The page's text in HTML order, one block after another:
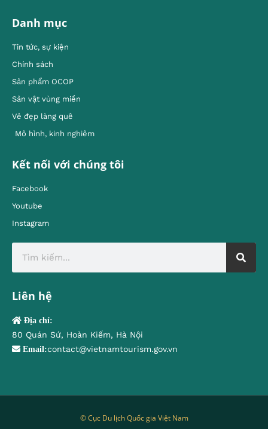
Danh mục
Tin tức, sự kiện
Chính sách
Sản phẩm OCOP
Sản vật vùng miền
Vẻ đẹp làng quê
Mô hình, kinh nghiêm
Kết nối với chúng tôi
Facebook
Youtube
Instagram
Liên hệ
Địa chỉ:
80 Quán Sứ, Hoàn Kiếm, Hà Nội
Email:contact@vietnamtourism.gov.vn
© Cục Du lịch Quốc gia Việt Nam